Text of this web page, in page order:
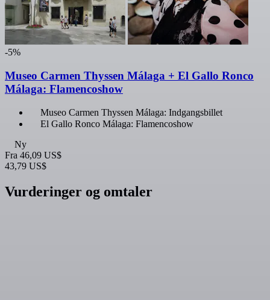
-5%
Museo Carmen Thyssen Málaga + El Gallo Ronco
Málaga: Flamencoshow
Museo Carmen Thyssen Málaga: Indgangsbillet
El Gallo Ronco Málaga: Flamencoshow
Ny
Fra 46,09 US$
43,79 US$
Vurderinger og omtaler